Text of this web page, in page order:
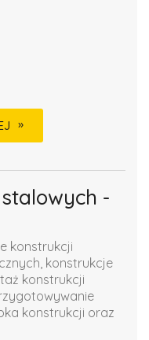
-
konstrukcji
konstrukcje
konstrukcji
konstrukcji oraz